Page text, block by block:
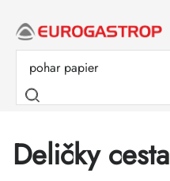
obsah
Deličky cesta